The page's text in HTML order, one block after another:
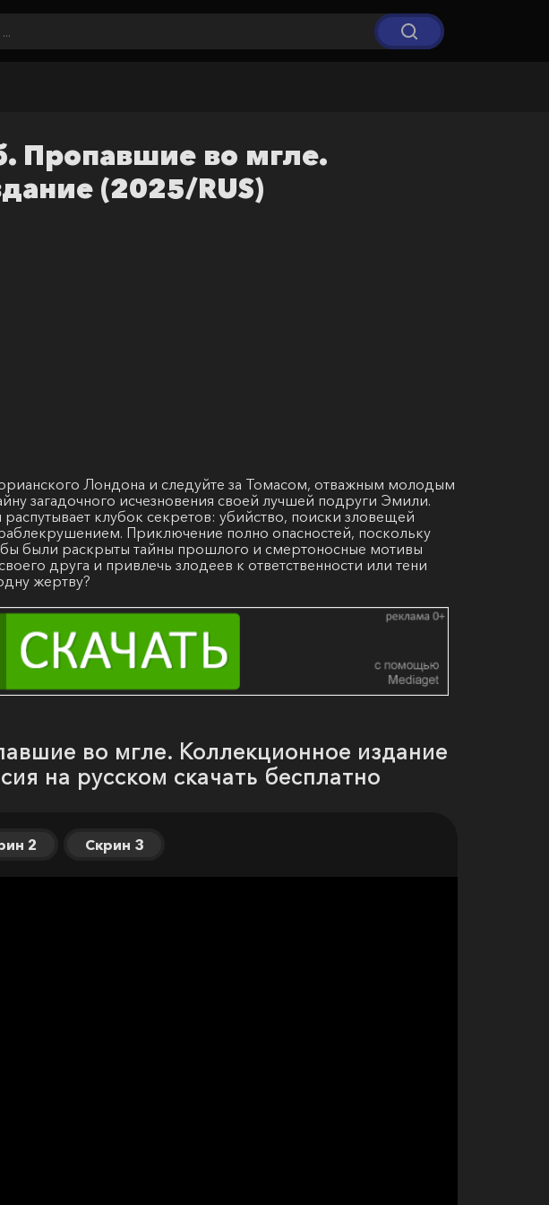
Пропавшие во мгле.
(2025/RUS)
Лондона и следуйте за Томасом, отважным молодым
загадочного исчезновения своей лучшей подруги Эмили.
клубок секретов: убийство, поиски зловещей
Приключение полно опасностей, поскольку
были раскрыты тайны прошлого и смертоносные мотивы
друга и привлечь злодеев к ответственности или тени
жертву?
во мгле. Коллекционное издание
на русском скачать бесплатно
2 Скрин 3